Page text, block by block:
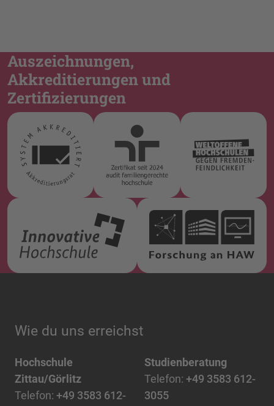
Auszeichnungen,
Akkreditierungen und
Zertifizierungen
Wie du uns erreichst
Hochschule
Zittau/Görlitz
Telefon: +49 3583 612-
Studienberatung
Telefon: +49 3583 612-
3055